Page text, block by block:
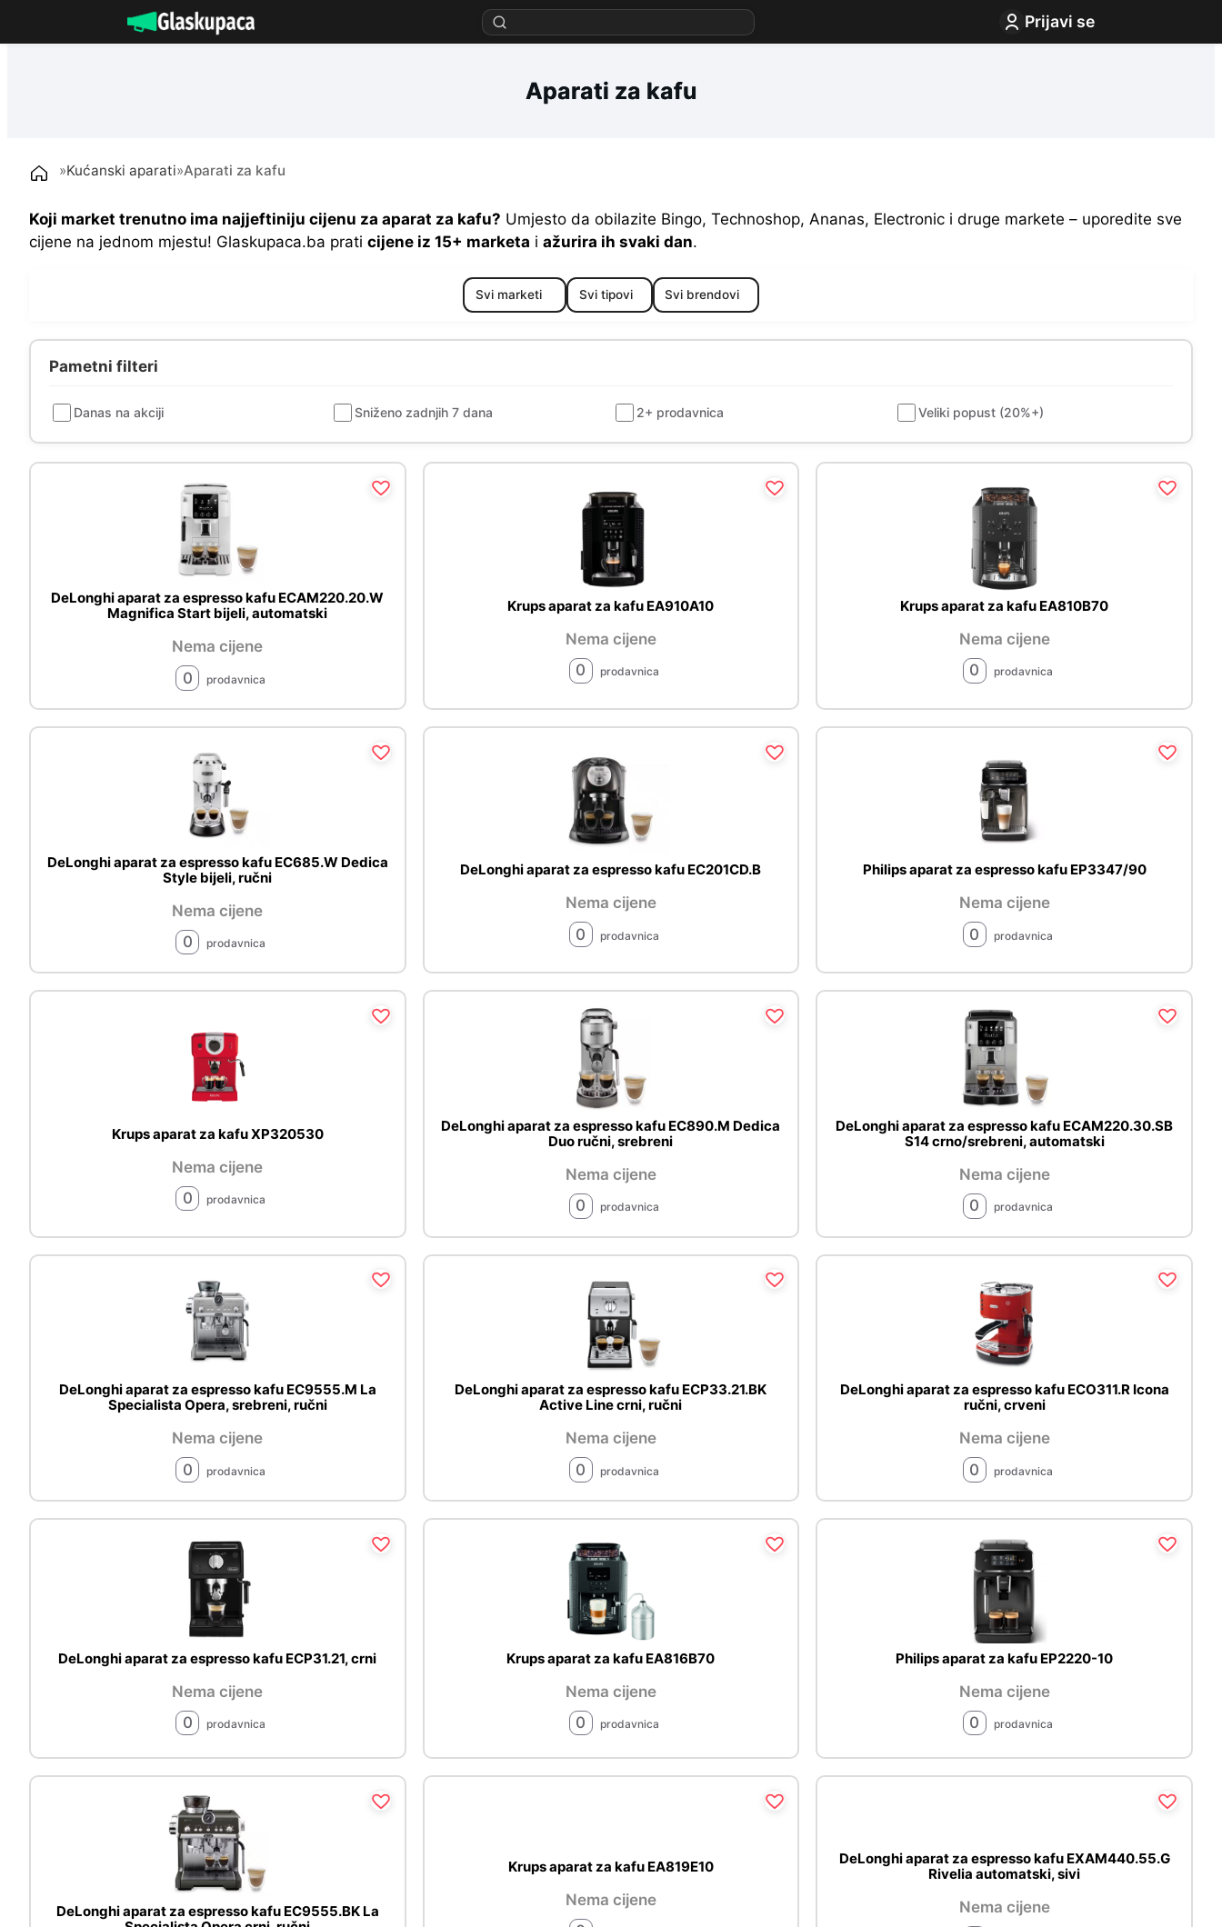
na
Prijavi se
Aparati za kafu
»Kućanski aparati»Aparati za kafu
Koji market trenutno ima najjeftiniju cijenu za aparat za kafu? Umjesto da obilazite Bingo, Technoshop, Ananas, Electronic i druge markete – uporedite sve
cijene na jednom mjestu! Glaskupaca.ba prati cijene iz 15+ marketa i ažurira ih svaki dan.
Pametni filteri
Danas na akciji Sniženo zadnjih 7 dana 2+ prodavnica Veliki popust (20%+)
DeLonghi aparat za espresso kafu ECAM220.20.W
Magnifica Start bijeli, automatski
Nema cijene
0
prodavnica
Krups aparat za kafu EA910A10
Nema cijene
0
prodavnica
Krups aparat za kafu EA810B70
Nema cijene
0
prodavnica
DeLonghi aparat za espresso kafu EC685.W Dedica
Style bijeli, ručni
Nema cijene
0
prodavnica
DeLonghi aparat za espresso kafu EC201CD.B
Nema cijene
0
prodavnica
Philips aparat za espresso kafu EP3347/90
Nema cijene
0
prodavnica
Krups aparat za kafu XP320530
Nema cijene
0
prodavnica
DeLonghi aparat za espresso kafu EC890.M Dedica
Duo ručni, srebreni
Nema cijene
0
prodavnica
DeLonghi aparat za espresso kafu ECAM220.30.SB
S14 crno/srebreni, automatski
Nema cijene
0
prodavnica
DeLonghi aparat za espresso kafu EC9555.M La
Specialista Opera, srebreni, ručni
Nema cijene
0
prodavnica
DeLonghi aparat za espresso kafu ECP33.21.BK
Active Line crni, ručni
Nema cijene
0
prodavnica
DeLonghi aparat za espresso kafu ECO311.R Icona
ručni, crveni
Nema cijene
0
prodavnica
DeLonghi aparat za espresso kafu ECP31.21, crni
Nema cijene
0
prodavnica
Krups aparat za kafu EA816B70
Nema cijene
0
prodavnica
Philips aparat za kafu EP2220-10
Nema cijene
0
prodavnica
DeLonghi aparat za espresso kafu EC9555.BK La
Krups aparat za kafu EA819E10
Nema cijene
DeLonghi aparat za espresso kafu EXAM440.55.G
Rivelia automatski, sivi
Nema cijene